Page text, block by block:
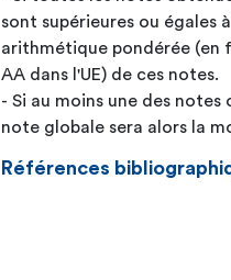
sont supérieures ou égales
arithmétique pondérée (en
AA dans l'UE) de ces notes.
- Si au moins une des
note globale sera alors la
Références